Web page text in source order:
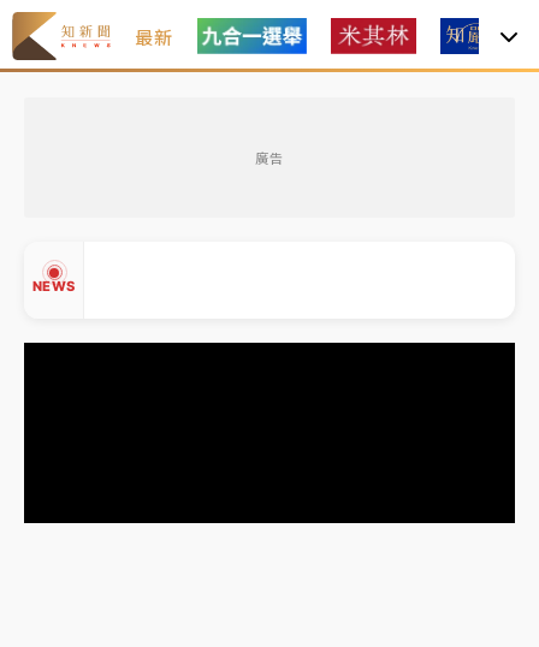
最新
廣告
NEWS
中颱白海豚進逼！台北喜來登圍籬傾倒砸傷人 民權西
路鷹架倒塌壓2車
白海豚逼近！北市水門只出不進 未移置車輛最高罰
買1送1